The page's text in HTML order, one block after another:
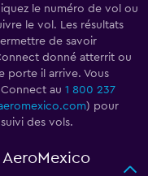
le numéro de vol ou
le vol. Les résultats
de savoir
donné atterrit ou
porte il arrive. Vous
au 1 800 237
) pour
des vols.